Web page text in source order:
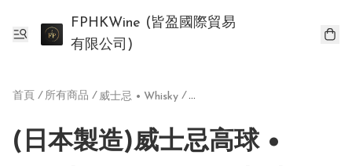
FPHKWine (皆盈國際貿易
有限公司)
首頁 / 所有商品 / 威士忌 • Whisky /
(日本製造)威士忌高球 •